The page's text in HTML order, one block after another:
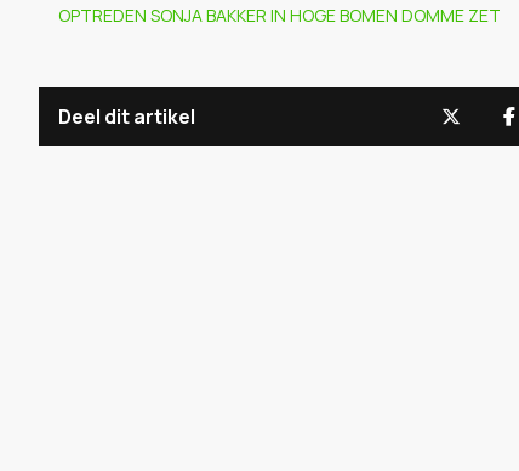
OPTREDEN SONJA BAKKER IN HOGE BOMEN DOMME ZET
Deel dit artikel